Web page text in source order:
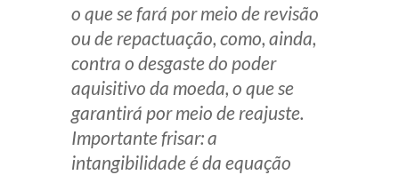
o que se fará por meio de revisão
ou de repactuação, como, ainda,
contra o desgaste do poder
aquisitivo da moeda, o que se
garantirá por meio de reajuste.
Importante frisar: a
intangibilidade é da equação